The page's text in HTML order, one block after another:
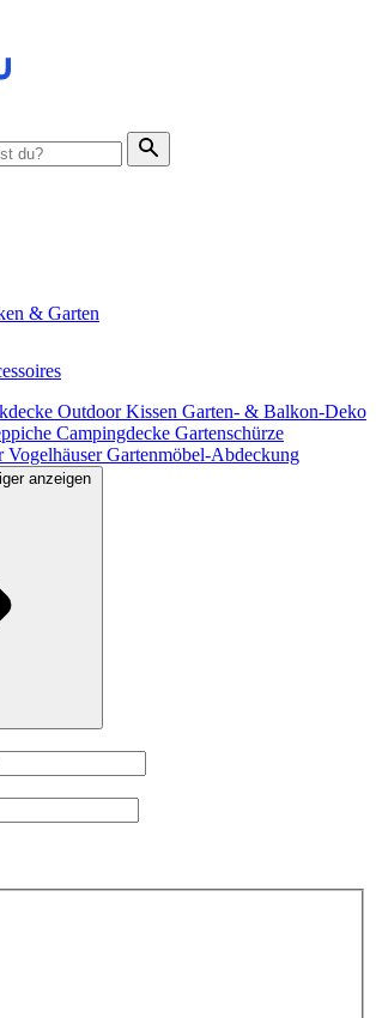
& Garten
Outdoor Kissen Garten- & Balkon-Deko
Campingdecke Gartenschürze
VogelhäuserGartenmöbel-Abdeckung
anzeigen